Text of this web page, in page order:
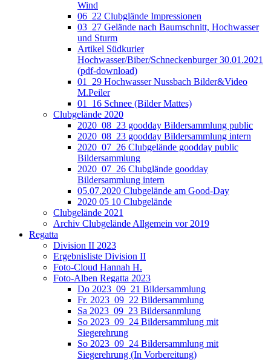
Wind
06_22 Clubglände Impressionen
03_27 Gelände nach Baumschnitt, Hochwasser
und Sturm
Artikel Südkurier
Hochwasser/Biber/Schneckenburger 30.01.2021
(pdf-download)
01_29 Hochwasser Nussbach Bilder&Video
M.Peiler
01_16 Schnee (Bilder Mattes)
Clubgelände 2020
2020_08_23 goodday Bildersammlung public
2020_08_23 goodday Bildersammlung intern
2020_07_26 Clubgelände goodday public
Bildersammlung
2020_07_26 Clubglände goodday
Bildersammlung intern
05.07.2020 Clubgelände am Good-Day
2020 05 10 Clubgelände
Clubgelände 2021
Archiv Clubgelände Allgemein vor 2019
Regatta
Division II 2023
Ergebnisliste Division II
Foto-Cloud Hannah H.
Foto-Alben Regatta 2023
Do 2023_09_21 Bildersammlung
Fr. 2023_09_22 Bildersammlung
Sa 2023_09_23 Bildersanmlung
So 2023_09_24 Bildersammlung mit
Siegerehrung
So 2023_09_24 Bildersammlung mit
Siegerehrung (In Vorbereitung)